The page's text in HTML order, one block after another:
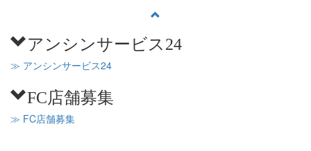
アンシンサービス24
≫ アンシンサービス24
FC店舗募集
≫ FC店舗募集